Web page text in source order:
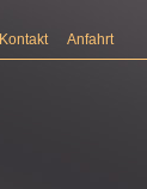
Kontakt Anfahrt